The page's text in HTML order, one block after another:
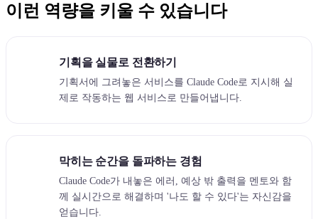
이런 역량을 키울 수 있습니다
기획을 실물로 전환하기
기획서에 그려놓은 서비스를 Claude Code로 지시해 실
제로 작동하는 웹 서비스로 만들어냅니다.
막히는 순간을 돌파하는 경험
Claude Code가 내놓은 에러, 예상 밖 출력을 멘토와 함
께 실시간으로 해결하며 '나도 할 수 있다'는 자신감을
얻습니다.